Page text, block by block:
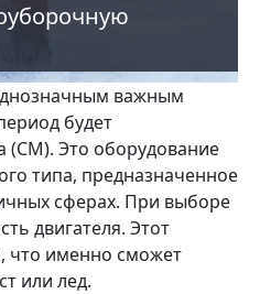
важным
будет
(СМ). Это оборудование
типа, предназначенное
сферах. При выборе
двигателя. Этот
что именно сможет
или лед.